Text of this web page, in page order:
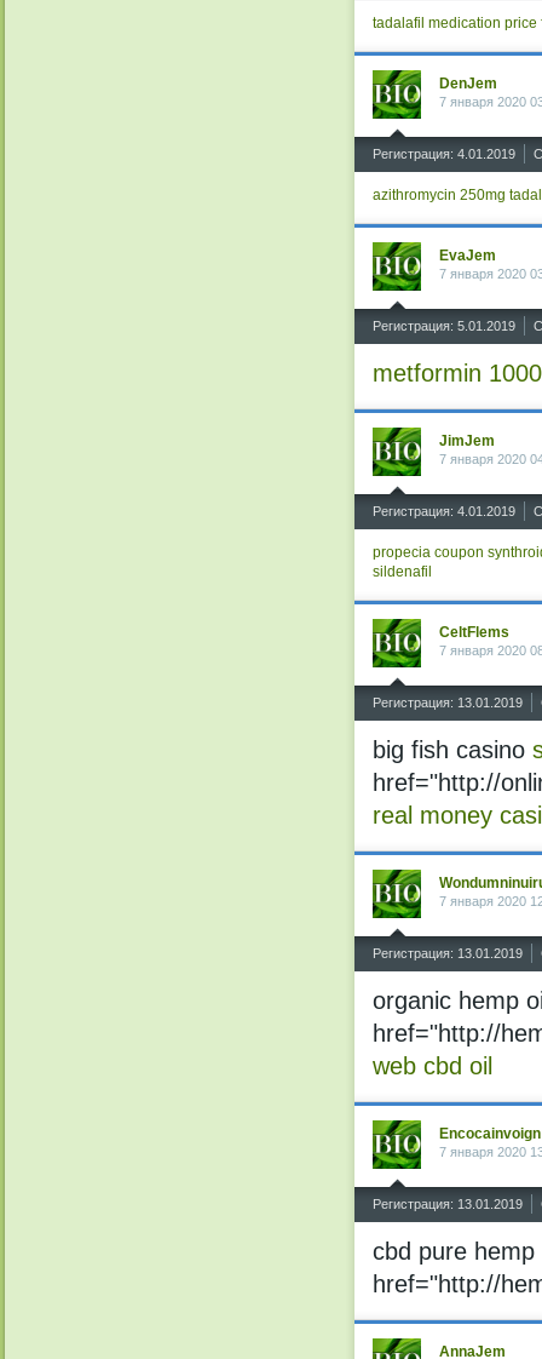
tadalafil medication price
DenJem
7 января 2020
Регистрация: 4.01.2019
azithromycin 250mg
EvaJem
7 января 2020
Регистрация: 5.01.2019
metformin
JimJem
7 января 2020
Регистрация: 4.01.2019
propecia coupon
sildenafil
CeltFlems
7 января 2020
Регистрация: 13.01.2019
big fish casino
href="http://
real money
7 января 2020
Регистрация: 13.01.2019
organic hemp
href="http://
web cbd oil
Encocainvoign
7 января 2020
Регистрация: 13.01.2019
cbd pure
href="http://
AnnaJem